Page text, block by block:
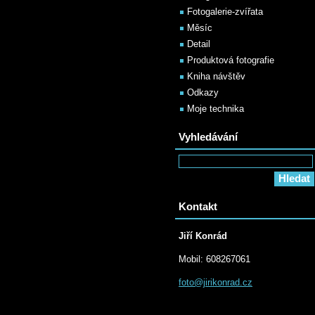
Fotogalerie-zvířata
Měsíc
Detail
Produktová fotografie
Kniha návštěv
Odkazy
Moje technika
Vyhledávání
Kontakt
Jiří Konrád
Mobil: 608267061
foto@jirikonrad.cz